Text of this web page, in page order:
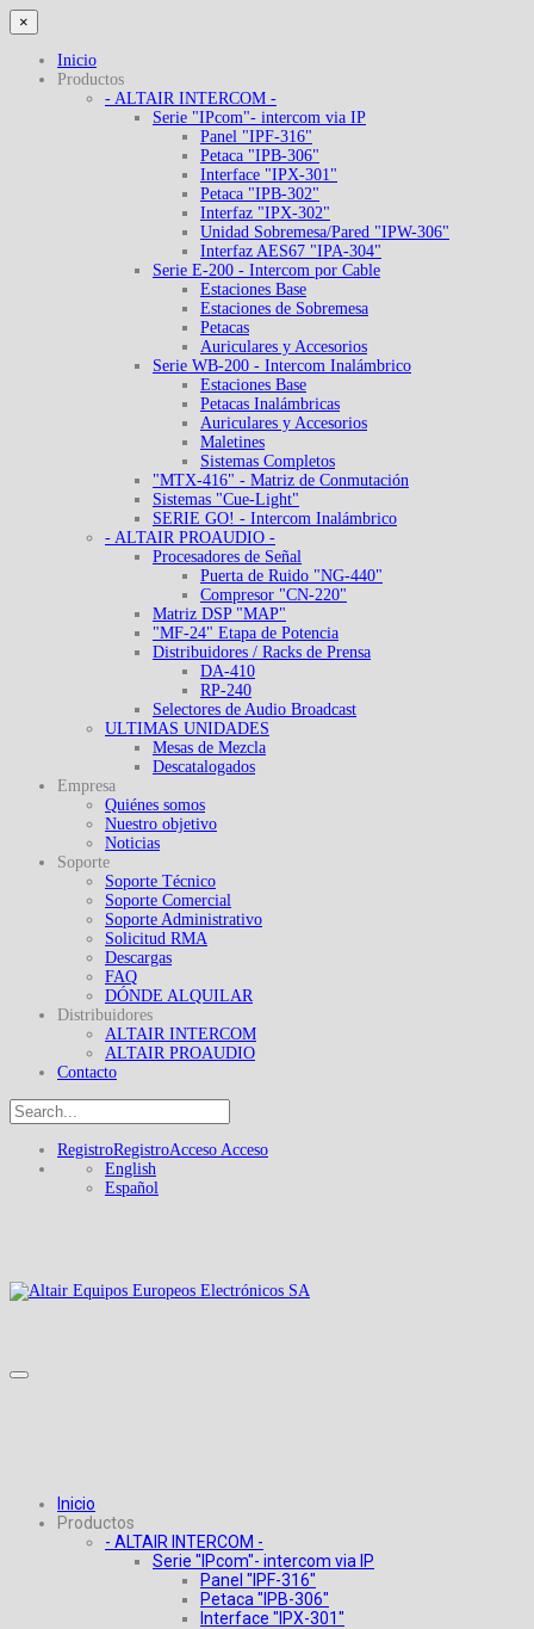
×
Inicio
Productos
- ALTAIR INTERCOM -
Serie "IPcom"- intercom via IP
Panel "IPF-316"
Petaca "IPB-306"
Interface "IPX-301"
Petaca "IPB-302"
Interfaz "IPX-302"
Unidad Sobremesa/Pared "IPW-306"
Interfaz AES67 "IPA-304"
Serie E-200 - Intercom por Cable
Estaciones Base
Estaciones de Sobremesa
Petacas
Auriculares y Accesorios
Serie WB-200 - Intercom Inalámbrico
Estaciones Base
Petacas Inalámbricas
Auriculares y Accesorios
Maletines
Sistemas Completos
"MTX-416" - Matriz de Conmutación
Sistemas "Cue-Light"
SERIE GO! - Intercom Inalámbrico
- ALTAIR PROAUDIO -
Procesadores de Señal
Puerta de Ruido "NG-440"
Compresor "CN-220"
Matriz DSP "MAP"
"MF-24" Etapa de Potencia
Distribuidores / Racks de Prensa
DA-410
RP-240
Selectores de Audio Broadcast
ULTIMAS UNIDADES
Mesas de Mezcla
Descatalogados
Empresa
Quiénes somos
Nuestro objetivo
Noticias
Soporte
Soporte Técnico
Soporte Comercial
Soporte Administrativo
Solicitud RMA
Descargas
FAQ
DÓNDE ALQUILAR
Distribuidores
ALTAIR INTERCOM
ALTAIR PROAUDIO
Contacto
RegistroRegistroAcceso Acceso
English
Español
Inicio
Productos
- ALTAIR INTERCOM -
Serie "IPcom"- intercom via IP
Panel "IPF-316"
Petaca "IPB-306"
Interface "IPX-301"